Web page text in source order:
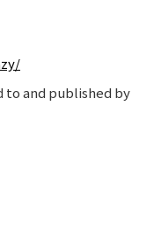
to and published by